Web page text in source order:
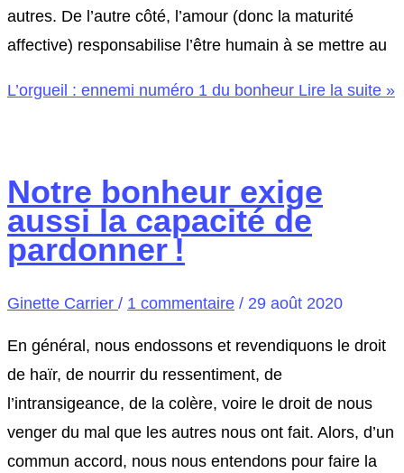
autres. De l’autre côté, l’amour (donc la maturité
affective) responsabilise l’être humain à se mettre au
L’orgueil : ennemi numéro 1 du bonheur Lire la suite »
Notre bonheur exige
aussi la capacité de
pardonner !
Ginette Carrier / 1 commentaire / 29 août 2020
En général, nous endossons et revendiquons le droit
de haïr, de nourrir du ressentiment, de
l’intransigeance, de la colère, voire le droit de nous
venger du mal que les autres nous ont fait. Alors, d’un
commun accord, nous nous entendons pour faire la